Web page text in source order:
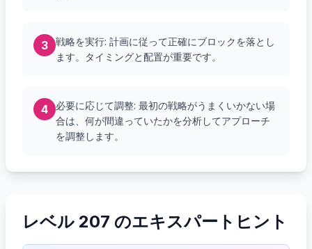
3
戦略を実行: 計画に従って正確にブロックを落とし
ます。タイミングと配置が重要です。
4
必要に応じて調整: 最初の戦略がうまくいかない場
合は、何が間違っていたかを分析してアプローチ
を調整します。
レベル 207 のエキスパートヒント